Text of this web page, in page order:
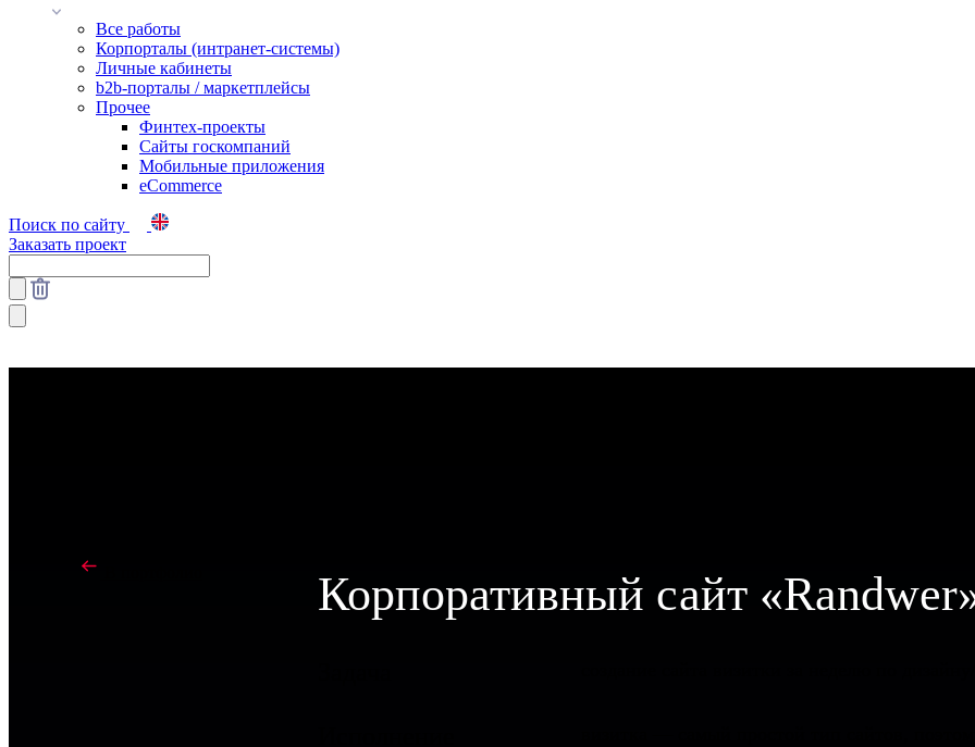
Все работы
Корпорталы (интранет-системы)
Личные кабинеты
b2b-порталы / маркетплейсы
Прочее
Финтех-проекты
Сайты госкомпаний
Мобильные приложения
eCommerce
Поиск по сайту
Заказать проект
Корпоративный сайт